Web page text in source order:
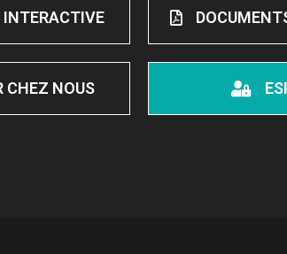
INTERACTIVE
CHEZ NOUS